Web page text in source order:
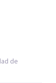
para
y
puedas
tus
de